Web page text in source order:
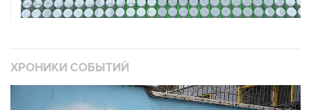
ХРОНИКИ СОБЫТИЙ